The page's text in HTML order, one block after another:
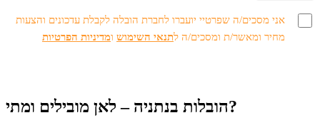
אני מסכים/ה שפרטיי יועברו לחברת הובלה לקבלת עדכונים והצעות
מחיר ומאשר/ת ומסכים/ה לתנאי השימוש ומדיניות הפרטיות
הובלות בנתניה – לאן מובילים ומתי?